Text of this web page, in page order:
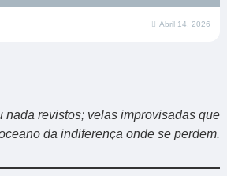
Abril 14, 2026
nada revistos; velas improvisadas que
da indiferença onde se perdem.